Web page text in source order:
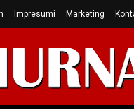
Impresumi Marketing